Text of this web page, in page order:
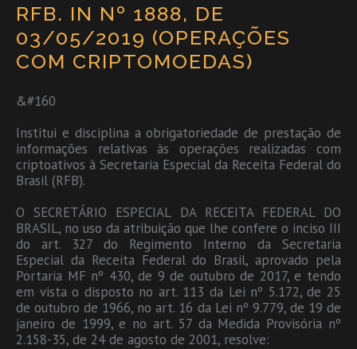
RFB. IN Nº 1888, DE
03/05/2019 (OPERAÇÕES
COM CRIPTOMOEDAS)
&#160
Institui e disciplina a obrigatoriedade de prestação de
informações relativas às operações realizadas com
criptoativos à Secretaria Especial da Receita Federal do
Brasil (RFB).
O SECRETÁRIO ESPECIAL DA RECEITA FEDERAL DO
BRASIL, no uso da atribuição que lhe confere o inciso III
do art. 327 do Regimento Interno da Secretaria
Especial da Receita Federal do Brasil, aprovado pela
Portaria MF nº 430, de 9 de outubro de 2017, e tendo
em vista o disposto no art. 113 da Lei nº 5.172, de 25
de outubro de 1966, no art. 16 da Lei nº 9.779, de 19 de
janeiro de 1999, e no art. 57 da Medida Provisória nº
2.158-35, de 24 de agosto de 2001, resolve: